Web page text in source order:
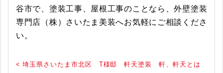
谷市で、塗装工事、屋根工事のことなら、外壁塗装
専門店（株）さいたま美装へお気軽にご相談くださ
い。
< 埼玉県さいたま市北区 T様邸 軒天塗装 軒、軒天とは